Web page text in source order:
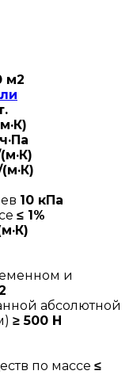
м2
10 кПа
≤ 1%
и
абсолютной
≥ 500 Н
по массе ≤